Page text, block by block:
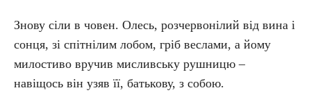
Знову сіли в човен. Олесь, розчервонілий від вина і
сонця, зі спітнілим лобом, гріб веслами, а йому
милостиво вручив мисливську рушницю –
навіщось він узяв її, батькову, з собою.